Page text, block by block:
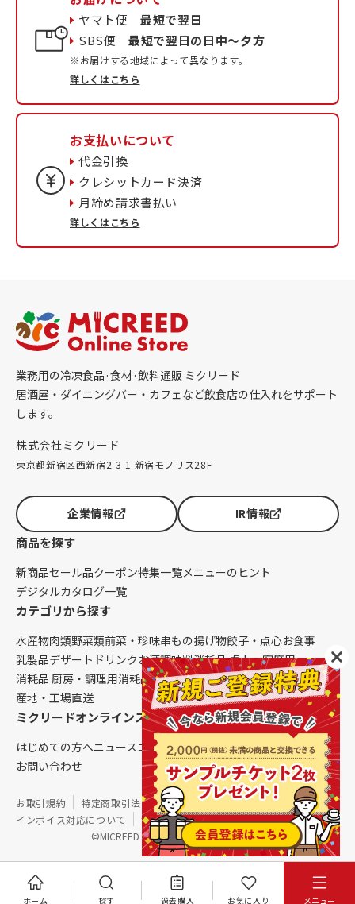
ホーム 探す 過去購入 お気に入り メニュー
ヤマト便最短で翌日
SBS便最短で翌日の日中〜夕方
※お届けする地域によって異なります。
詳しくはこちら
お支払いについて
代金引換
クレシットカード決済
月締め請求書払い
詳しくはこちら
業務用の冷凍食品·食材·飲料通販 ミクリード
居酒屋・ダイニングバー・カフェなど飲食店の仕入れをサポート
します。
株式会社ミクリード
東京都新宿区西新宿2-3-1 新宿モノリス28F
企業情報 IR情報
商品を探す
新商品セール品クーポン特集一覧メニューのヒント
デジタルカタログ一覧
カテゴリから探す
水産物肉類野菜類前菜・珍味串もの揚げ物餃子・点心お食事
乳製品デザート ドリンク お酒調味料消耗品 卓上・客席用
消耗品 厨房・調理用消耗品 クレンリネス生鮮品（配送便限定）
産地・工場直送
ミクリードオンラインストアについて
はじめての方へニュースコラムご利用ガイド会社概要
お問い合わせ
©MICREED CO.,LTD. All Rights Reserved.
お取引規約 特定商取引法に基づく表記
個人情報保護方針
インボイス対応について
サイトマップ